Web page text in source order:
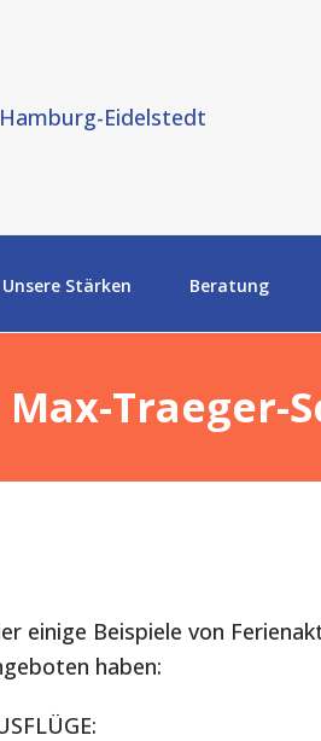
Unsere Stärken Beratung
Traeger-
einige Beispiele von
haben: